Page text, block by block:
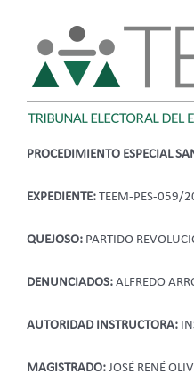
PROCEDIMIENTO ESPECIAL
EXPEDIENTE: TEEM-PES-059/
QUEJOSO: PARTIDO
DENUNCIADOS: ALFREDO
AUTORIDAD INSTRUCTORA:
MAGISTRADO: JOSÉ RENÉ